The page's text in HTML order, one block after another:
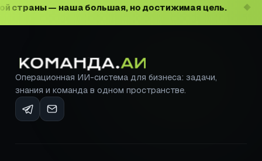
наша большая, но достижимая цель. ◆ Повысить
Операционная ИИ-система для бизнеса: задачи,
знания и команда в одном пространстве.